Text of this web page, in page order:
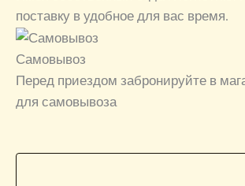
поставку в удобное для вас время.
Самовывоз
Перед приездом забронируйте в
для самовывоза